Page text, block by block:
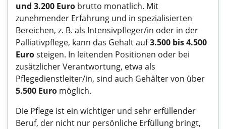
und 3.200 Euro brutto monatlich. Mit
zunehmender Erfahrung und in spezialisierten
Bereichen, z. B. als Intensivpfleger/in oder in der
Palliativpflege, kann das Gehalt auf3.500 bis 4.500
Eurosteigen. In leitenden Positionen oder bei
zusätzlicher Verantwortung, etwa als
Pflegedienstleiter/in, sind auch Gehälter von über
5.500 Euro möglich.
Die Pflege ist ein wichtiger und sehr erfüllender
Beruf, der nicht nur persönliche Erfüllung bringt,